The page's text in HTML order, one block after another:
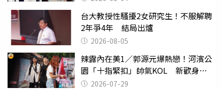
台大教授性騷擾2女研究生！不服解聘
2年爭4年 結局出爐
2026-08-05
辣露內在美1／郭源元爆熱戀！河濱公
園「十指緊扣」帥氣KOL 新歡身份
曝光2026-07-29